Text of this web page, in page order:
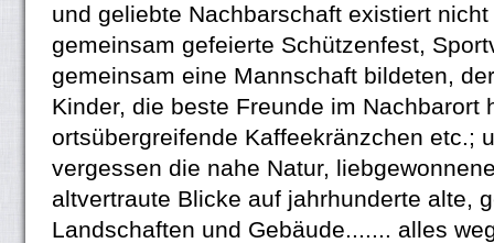
und geliebte Nachbarschaft existiert
gemeinsam gefeierte Schützenfest,
gemeinsam eine Mannschaft bildeten,
Kinder, die beste Freunde im Nachbarort
ortsübergreifende Kaffeekränzchen etc.;
vergessen die nahe Natur,
altvertraute Blicke auf jahrhunderte alte,
Landschaften und Gebäude....... alles